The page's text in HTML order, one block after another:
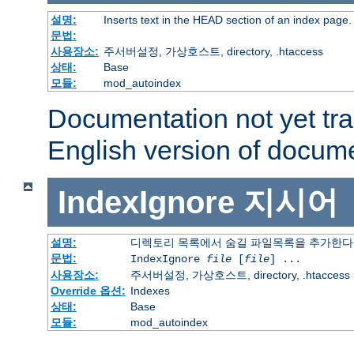
설명:
Inserts text in the HEAD section of an index page.
문법:
사용장소: 주서버설정, 가상호스트, directory, .htaccess
상태:
Base
모듈:
mod_autoindex
Documentation not yet
English version of
IndexIgnore 지시어
설명:
디렉토리 목록에서 숨길 파일목록을 추가한다
문법:
IndexIgnore file[file] ...
사용장소:
주서버설정, 가상호스트, directory, .htaccess
Override 옵션: Indexes
상태:
Base
모듈:
mod_autoindex